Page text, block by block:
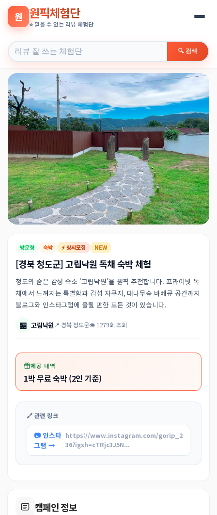
원 원픽체험단
⭐ 믿을 수 있는 리뷰 체험단
🔍 검색
방문형 숙박 ⚡ 상시모집 NEW
[경북 청도군] 고립낙원 독채 숙박 체험
청도의 숨은 감성 숙소 '고립낙원'을 원픽 추천합니다. 프라이빗 독
채에서 느껴지는 특별함과 감성 자쿠지, 대나무숲 바베큐 공간까지
블로그와 인스타그램에 올릴 만한 모든 것이 있습니다.
🏪 고립낙원 📍 경북 청도군👁 1279회 조회
제공 내역
1박 무료 숙박 (2인 기준)
🔗 관련 링크
📷 인스타
그램 →
https://www.instagram.com/gorip_2
36?igsh=cTRjc3J5N...
캠페인 정보